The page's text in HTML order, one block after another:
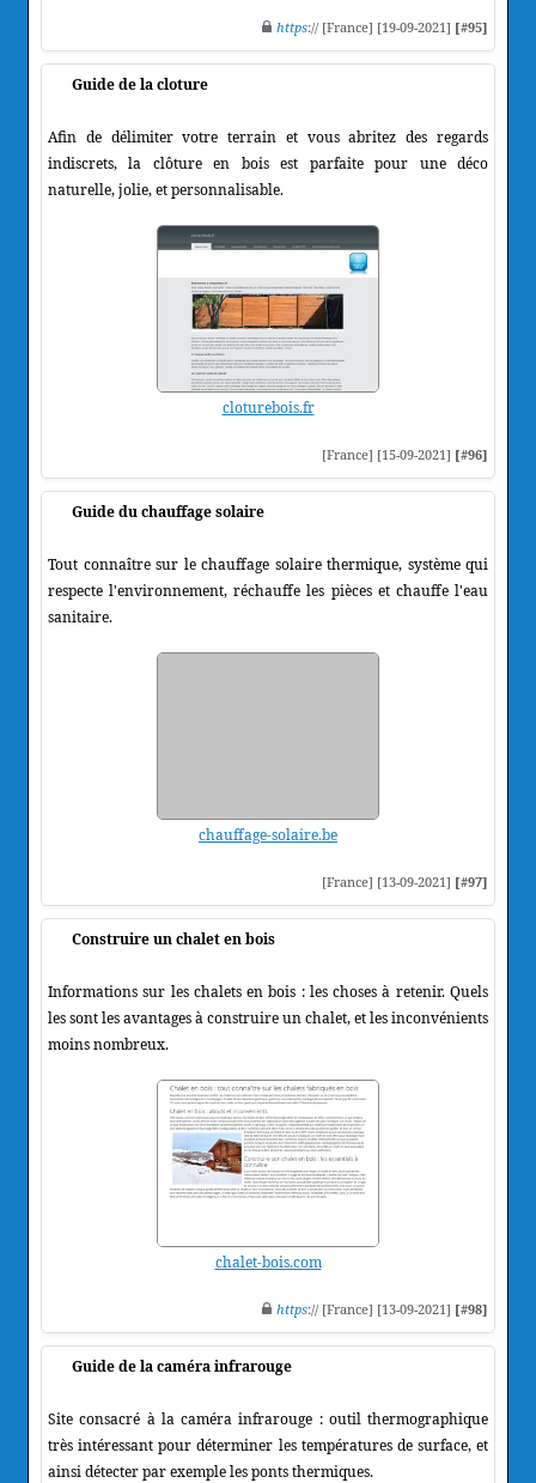
https:// [France] [19-09-2021] [#95]
Guide de la cloture
Afin de délimiter votre terrain et vous abritez des regards
indiscrets, la clôture en bois est parfaite pour une déco
naturelle, jolie, et personnalisable.
cloturebois.fr
[France] [15-09-2021] [#96]
Guide du chauffage solaire
Tout connaître sur le chauffage solaire thermique, système qui
respecte l'environnement, réchauffe les pièces et chauffe l'eau
sanitaire.
chauffage-solaire.be
[France] [13-09-2021] [#97]
Construire un chalet en bois
Informations sur les chalets en bois : les choses à retenir. Quels
les sont les avantages à construire un chalet, et les inconvénients
moins nombreux.
chalet-bois.com
https:// [France] [13-09-2021] [#98]
Guide de la caméra infrarouge
Site consacré à la caméra infrarouge : outil thermographique
très intéressant pour déterminer les températures de surface, et
ainsi détecter par exemple les ponts thermiques.